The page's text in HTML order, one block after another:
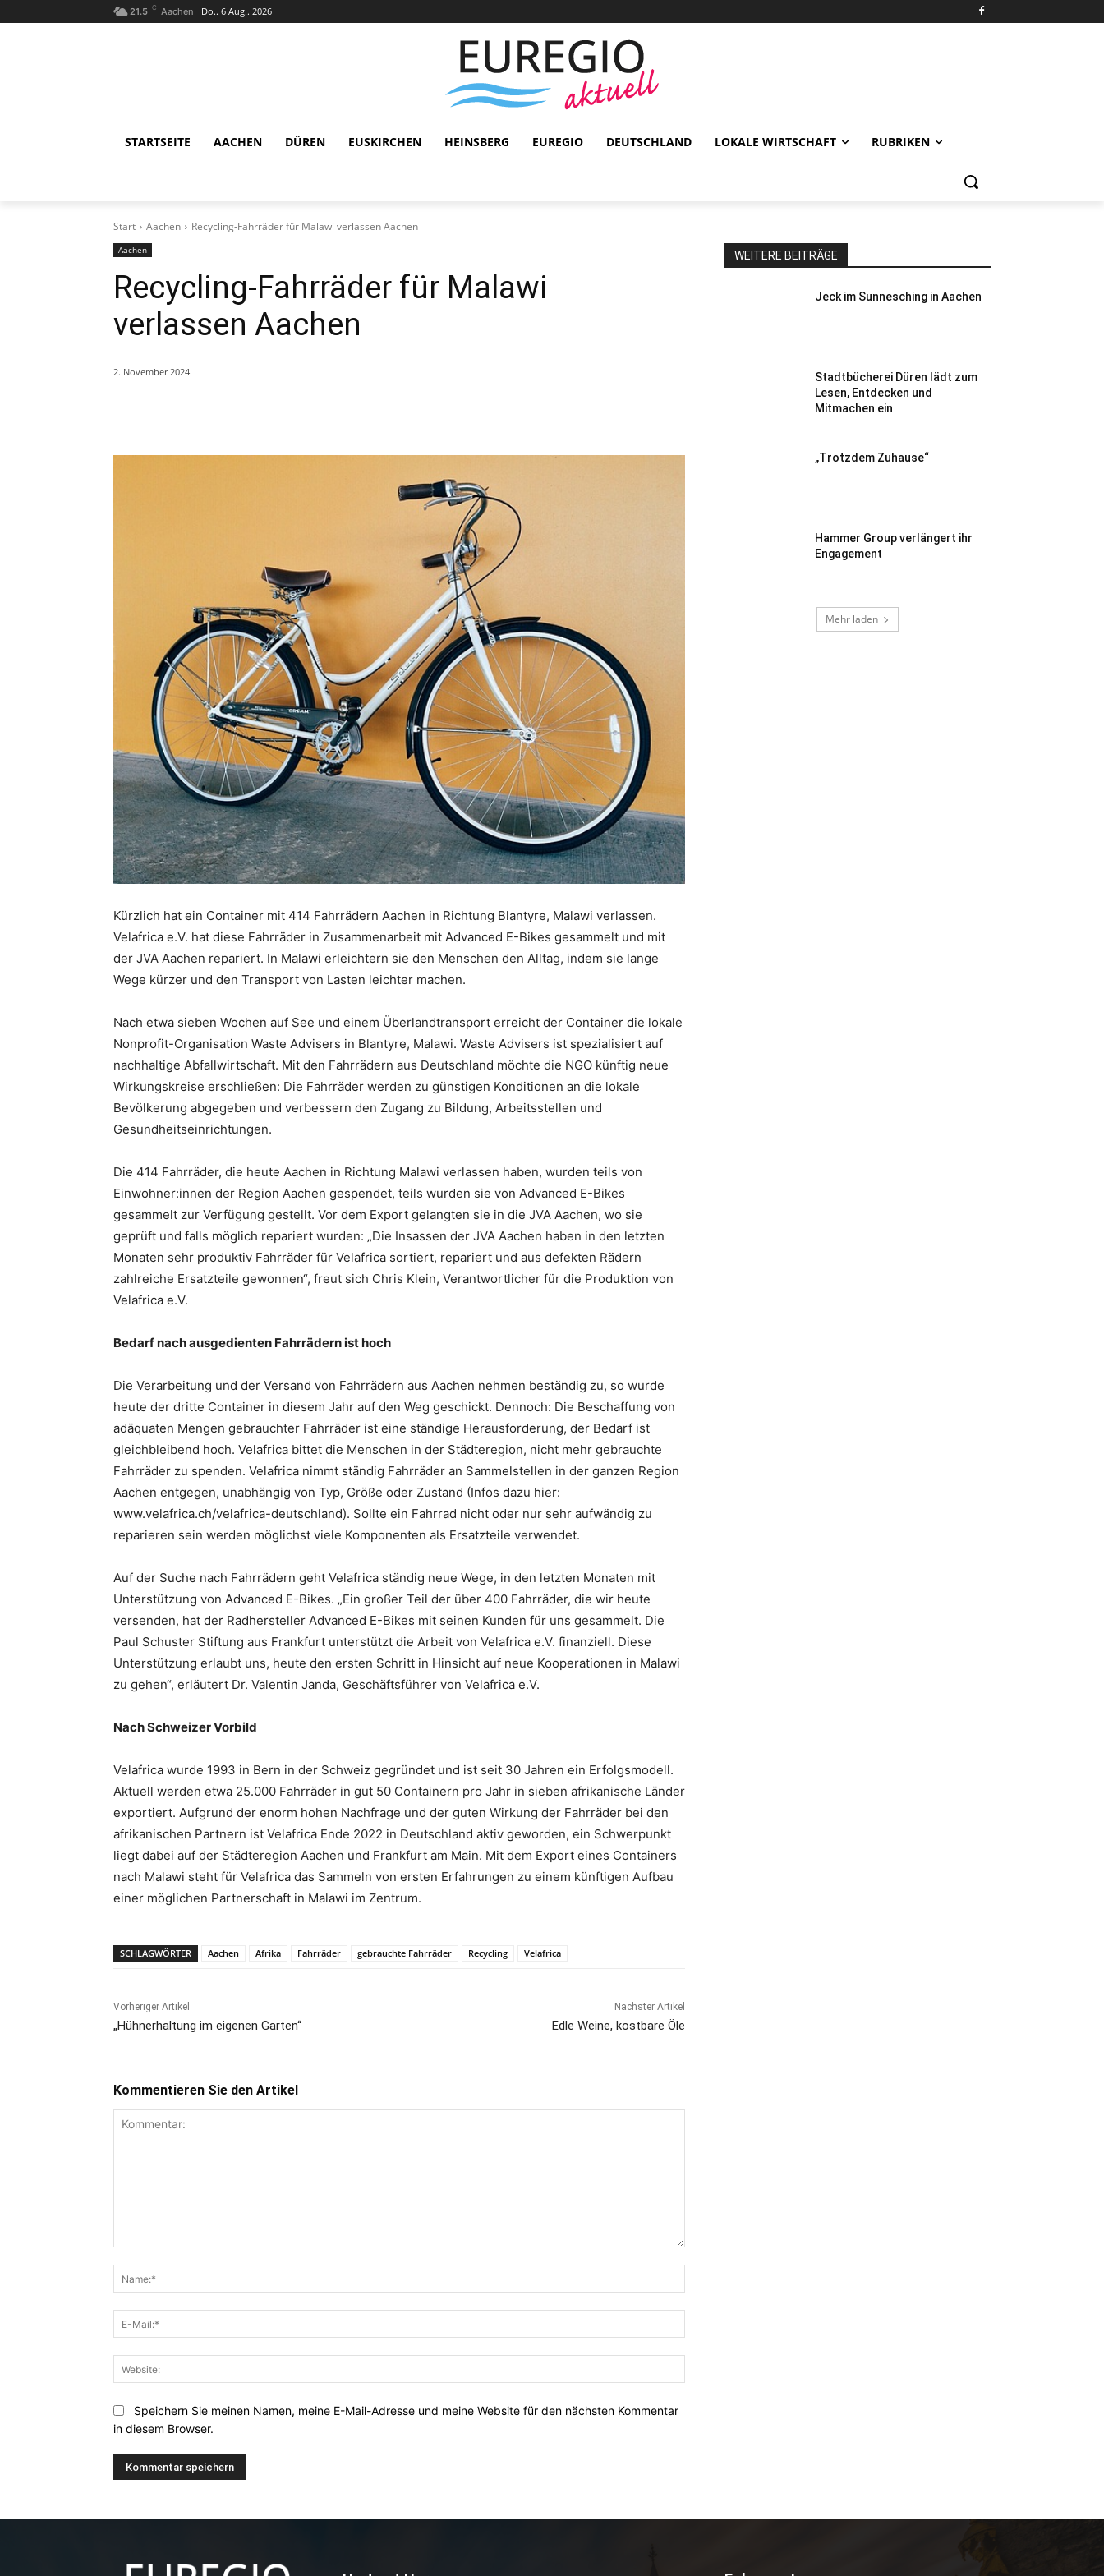
21.5 C Aachen Do.. 6 Aug.. 2026
STARTSEITE AACHEN DÜREN EUSKIRCHEN HEINSBERG EUREGIO DEUTSCHLAND LOKALE WIRTSCHAFT RUBRIKEN
Start Aachen Recycling-Fahrräder für Malawi verlassen Aachen
Aachen
Recycling-Fahrräder für Malawi
verlassen Aachen
2. November 2024
Kürzlich hat ein Container mit 414 Fahrrädern Aachen in Richtung Blantyre, Malawi verlassen.
Velafrica e.V. hat diese Fahrräder in Zusammenarbeit mit Advanced E-Bikes gesammelt und mit
der JVA Aachen repariert. In Malawi erleichtern sie den Menschen den Alltag, indem sie lange
Wege kürzer und den Transport von Lasten leichter machen.
Nach etwa sieben Wochen auf See und einem Überlandtransport erreicht der Container die lokale
Nonprofit-Organisation Waste Advisers in Blantyre, Malawi. Waste Advisers ist spezialisiert auf
nachhaltige Abfallwirtschaft. Mit den Fahrrädern aus Deutschland möchte die NGO künftig neue
Wirkungskreise erschließen: Die Fahrräder werden zu günstigen Konditionen an die lokale
Bevölkerung abgegeben und verbessern den Zugang zu Bildung, Arbeitsstellen und
Gesundheitseinrichtungen.
Die 414 Fahrräder, die heute Aachen in Richtung Malawi verlassen haben, wurden teils von
Einwohner:innen der Region Aachen gespendet, teils wurden sie von Advanced E-Bikes
gesammelt zur Verfügung gestellt. Vor dem Export gelangten sie in die JVA Aachen, wo sie
geprüft und falls möglich repariert wurden: „Die Insassen der JVA Aachen haben in den letzten
Monaten sehr produktiv Fahrräder für Velafrica sortiert, repariert und aus defekten Rädern
zahlreiche Ersatzteile gewonnen“, freut sich Chris Klein, Verantwortlicher für die Produktion von
Velafrica e.V.
Bedarf nach ausgedienten Fahrrädern ist hoch
Die Verarbeitung und der Versand von Fahrrädern aus Aachen nehmen beständig zu, so wurde
heute der dritte Container in diesem Jahr auf den Weg geschickt. Dennoch: Die Beschaffung von
adäquaten Mengen gebrauchter Fahrräder ist eine ständige Herausforderung, der Bedarf ist
gleichbleibend hoch. Velafrica bittet die Menschen in der Städteregion, nicht mehr gebrauchte
Fahrräder zu spenden. Velafrica nimmt ständig Fahrräder an Sammelstellen in der ganzen Region
Aachen entgegen, unabhängig von Typ, Größe oder Zustand (Infos dazu hier:
www.velafrica.ch/velafrica-deutschland). Sollte ein Fahrrad nicht oder nur sehr aufwändig zu
reparieren sein werden möglichst viele Komponenten als Ersatzteile verwendet.
Auf der Suche nach Fahrrädern geht Velafrica ständig neue Wege, in den letzten Monaten mit
Unterstützung von Advanced E-Bikes. „Ein großer Teil der über 400 Fahrräder, die wir heute
versenden, hat der Radhersteller Advanced E-Bikes mit seinen Kunden für uns gesammelt. Die
Paul Schuster Stiftung aus Frankfurt unterstützt die Arbeit von Velafrica e.V. finanziell. Diese
Unterstützung erlaubt uns, heute den ersten Schritt in Hinsicht auf neue Kooperationen in Malawi
zu gehen“, erläutert Dr. Valentin Janda, Geschäftsführer von Velafrica e.V.
Nach Schweizer Vorbild
Velafrica wurde 1993 in Bern in der Schweiz gegründet und ist seit 30 Jahren ein Erfolgsmodell.
Aktuell werden etwa 25.000 Fahrräder in gut 50 Containern pro Jahr in sieben afrikanische Länder
exportiert. Aufgrund der enorm hohen Nachfrage und der guten Wirkung der Fahrräder bei den
afrikanischen Partnern ist Velafrica Ende 2022 in Deutschland aktiv geworden, ein Schwerpunkt
liegt dabei auf der Städteregion Aachen und Frankfurt am Main. Mit dem Export eines Containers
nach Malawi steht für Velafrica das Sammeln von ersten Erfahrungen zu einem künftigen Aufbau
einer möglichen Partnerschaft in Malawi im Zentrum.
SCHLAGWÖRTER Aachen Afrika Fahrräder gebrauchte Fahrräder Recycling Velafrica
Vorheriger Artikel
„Hühnerhaltung im eigenen Garten“
Nächster Artikel
Edle Weine, kostbare Öle
Kommentieren Sie den Artikel
Mail:*
Speichern Sie meinen Namen, meine E-Mail-Adresse und meine Website für den nächsten Kommentar
in diesem Browser.
WEITERE BEITRÄGE
Jeck im Sunnesching in Aachen
Stadtbücherei Düren lädt zum
Lesen, Entdecken und
Mitmachen ein
„Trotzdem Zuhause“
Hammer Group verlängert ihr
Engagement
Mehr laden